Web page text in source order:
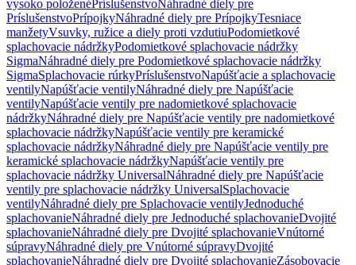
vysoko položenéPríslušenstvoNáhradné diely pre
PríslušenstvoPrípojkyNáhradné diely pre PrípojkyTesniace
manžetyVsuvky, ružice a diely proti vzdutiuPodomietkové
splachovacie nádržkyPodomietkové splachovacie nádržky
SigmaNáhradné diely pre Podomietkové splachovacie nádržky
SigmaSplachovacie rúrkyPríslušenstvoNapúšťacie a splachovacie
ventilyNapúšťacie ventilyNáhradné diely pre Napúšťacie
ventilyNapúšťacie ventily pre nadomietkové splachovacie
nádržkyNáhradné diely pre Napúšťacie ventily pre nadomietkové
splachovacie nádržkyNapúšťacie ventily pre keramické
splachovacie nádržkyNáhradné diely pre Napúšťacie ventily pre
keramické splachovacie nádržkyNapúšťacie ventily pre
splachovacie nádržky UniversalNáhradné diely pre Napúšťacie
ventily pre splachovacie nádržky UniversalSplachovacie
ventilyNáhradné diely pre Splachovacie ventilyJednoduché
splachovanieNáhradné diely pre Jednoduché splachovanieDvojité
splachovanieNáhradné diely pre Dvojité splachovanieVnútorné
súpravyNáhradné diely pre Vnútorné súpravyDvojité
splachovanieNáhradné diely pre Dvojité splachovanieZásobovacie